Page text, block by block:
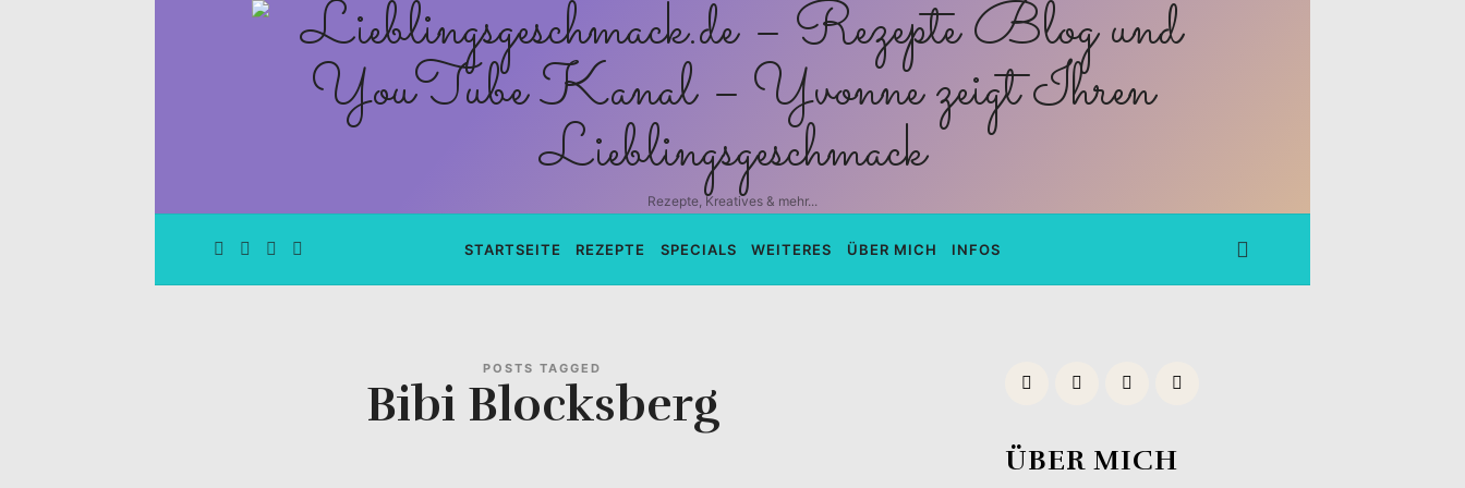
Lieblingsgeschmack.de
Rezepte
Blog
und
Kanal
Rezepte, Kreatives & mehr...
STARTSEITE REZEPTE SPECIALS WEITERES ÜBER MICH INFOS
POSTS TAGGED
Bibi Blocksberg
ÜBER MICH